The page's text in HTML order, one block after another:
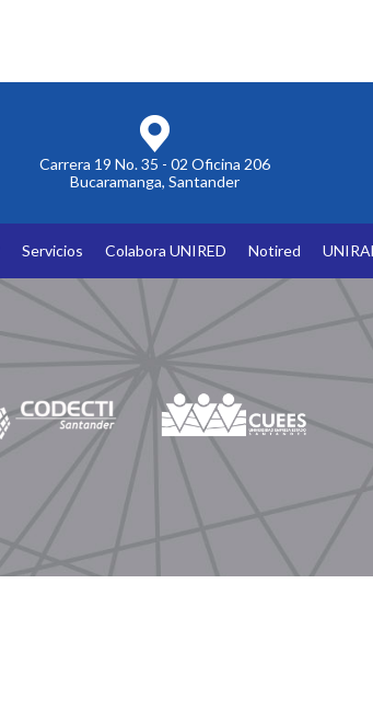
Carrera 19 No. 35 - 02 Oficina 206
Bucaramanga, Santander
Servicios Colabora UNIRED Notired